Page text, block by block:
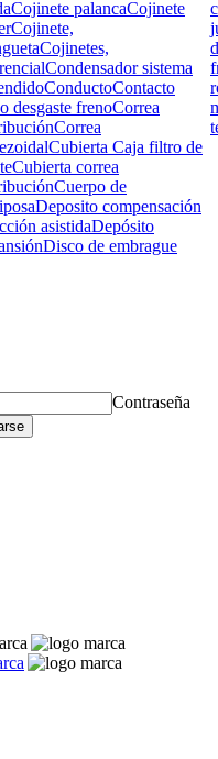
Cojinete palancaCojinete
Cojinete,
Cojinetes,
Condensador sistema
ConductoContacto
desgaste frenoCorrea
Correa
Cubierta Caja filtro de
Cubierta correa
Cuerpo de
Deposito compensación
asistidaDepósito
Disco de embrague
Contraseña